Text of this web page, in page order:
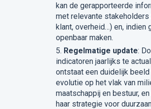
kan de gerapporteerde
met relevante stakeholders
klant, overheid…) en, indien
openbaar maken.
Regelmatige update:
indicatoren jaarlijks te
ontstaat een duidelijk beeld
evolutie op het vlak van
maatschappij en bestuur,
haar strategie voor